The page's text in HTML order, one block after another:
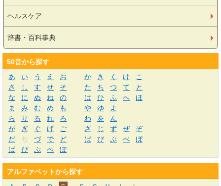
ヘルスケア
辞書・百科事典
50音から探す
あ
い う え お か き く け
こ
さ
し す せ そ た ち つ て
と
な
に ぬ ね の は ひ ふ へ
ほ
ま
み む め も や ゆ
よ
ら
り る れ ろ わ を
ん
が
ぎ ぐ げ ご ざ じ ず ぜ
ぞ
だ
ぢ づ で ど ば び ぶ べ
ぼ
ぱ
ぴ ぷ ぺ ぽ
アルファベットから探す